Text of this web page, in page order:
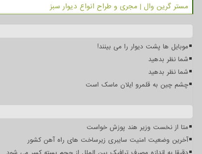
مستر گرین وال | مجری و طراح انواع دیوار سبز
موبایل ها پشت دیوار را می بینند!
شما نظر بدهید
شما نظر بدهید
چشم چین به قلمرو ایلان ماسک است
متا از نخست وزیر هند پوزش خواست
آخرین وضعیت امنیت سایبری زیرساخت های راه آهن کشور